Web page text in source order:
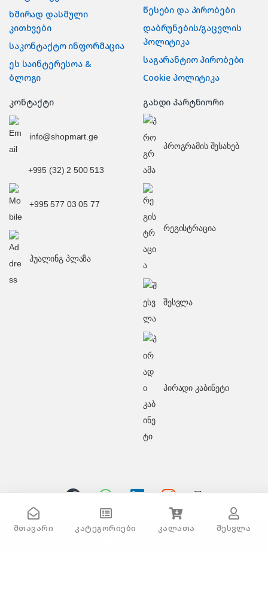
ხშირად დასმული
კითხვები
საკონტაქტო ინფორმაცია
ეს საინტერესოა &
ბლოგი
წესები და პირობები
დაბრუნების/გაცვლის
პოლიტიკა
საგარანტიო პირობები
Cookie პოლიტიკა
კონტაქტი
info@shopmart.ge
+995 (32) 2 500 513
+995 577 03 05 77
ჰუალინგ პლაზა
გახდი პარტნიორი
პროგრამის შესახებ
რეგისტრაცია
შესვლა
პირადი კაბინეტი
მთავარი კატეგორიები კალათა შესვლა